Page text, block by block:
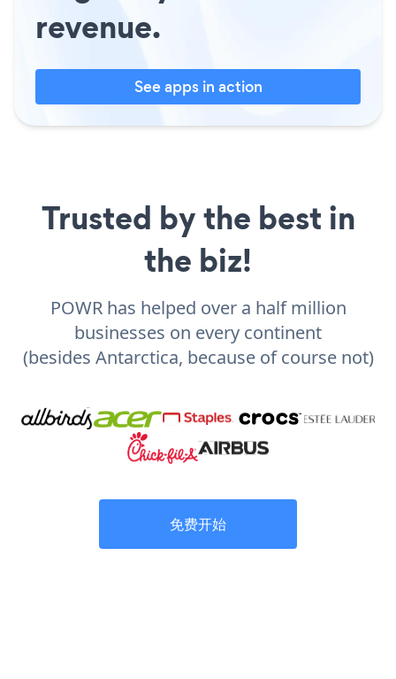
revenue.
See apps in action
Trusted by the best in
the biz!
POWR has helped over a half million
businesses on every continent
(besides Antarctica, because of course not)
免费开始